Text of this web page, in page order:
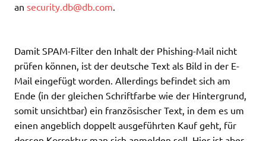
an security.db@db.com.
Damit SPAM-Filter den Inhalt der Phishing-Mail nicht
prüfen können, ist der deutsche Text als Bild in der E-
Mail eingefügt worden. Allerdings befindet sich am
Ende (in der gleichen Schriftfarbe wie der Hintergrund,
somit unsichtbar) ein französischer Text, in dem es um
einen angeblich doppelt ausgeführten Kauf geht, für